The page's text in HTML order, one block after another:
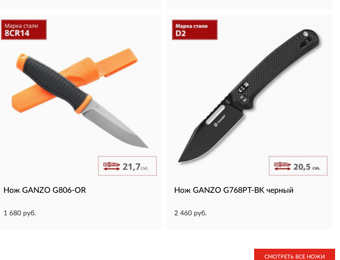
Нож GANZO G806-OR
1 680 руб.
Нож GANZO G768PT-BK черный
2 460 руб.
СМОТРЕТЬ ВСЕ НОЖИ